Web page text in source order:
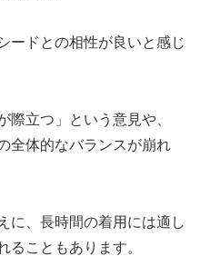
ードとの相性が良いと感じ
際立つ」という意見や、
全体的なバランスが崩れ
に、長時間の着用には適し
ることもあります。